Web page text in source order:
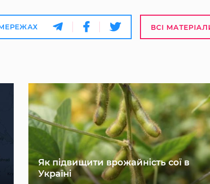
ВСІ
Як підвищити врожайність сої в
Україні